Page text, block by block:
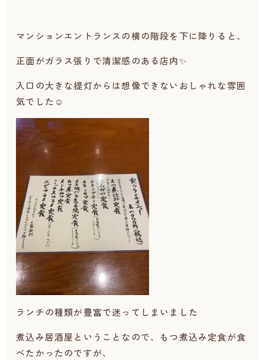
マンションエントランスの横の階段を下に降りると、
正面がガラス張りで清潔感のある店内✨
入口の大きな提灯からは想像できないおしゃれな雰囲
気でした☺
ランチの種類が豊富で迷ってしまいました
煮込み居酒屋ということなので、もつ煮込み定食が食
べたかったのですが、